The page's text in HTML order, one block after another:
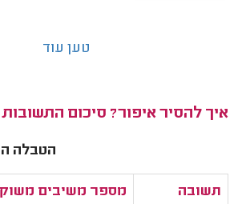
טען עוד
איך להסיר איפור? סיכום התשובות
הטבלה
תשובה מספר משיבים